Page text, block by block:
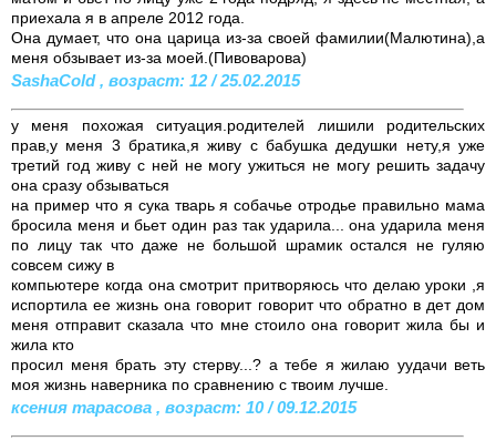
приехала я в апреле 2012 года.
Она думает, что она царица из-за своей фамилии(Малютина),а
меня обзывает из-за моей.(Пивоварова)
SashaCold , возраст: 12 / 25.02.2015
у меня похожая ситуация.родителей лишили родительских
прав,у меня 3 братика,я живу с бабушка дедушки нету,я уже
третий год живу с ней не могу ужиться не могу решить задачу
она сразу обзываться
на пример что я сука тварь я собачье отродье правильно мама
бросила меня и бьет один раз так ударила... она ударила меня
по лицу так что даже не большой шрамик остался не гуляю
совсем сижу в
компьютере когда она смотрит притворяюсь что делаю уроки ,я
испортила ее жизнь она говорит говорит что обратно в дет дом
меня отправит сказала что мне стоило она говорит жила бы и
жила кто
просил меня брать эту стерву...? а тебе я жилаю уудачи веть
моя жизнь наверника по сравнению с твоим лучше.
ксения тарасова , возраст: 10 / 09.12.2015